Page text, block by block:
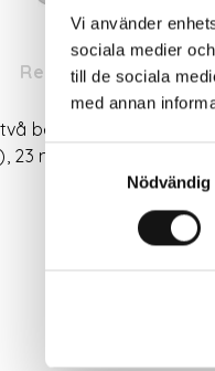
Vi använder
sociala medier
till de sociala
med annan
Samtyckesval
Nödvändig
Recensioner
bevattningsenheter
23 mm (G 5/8") och 21